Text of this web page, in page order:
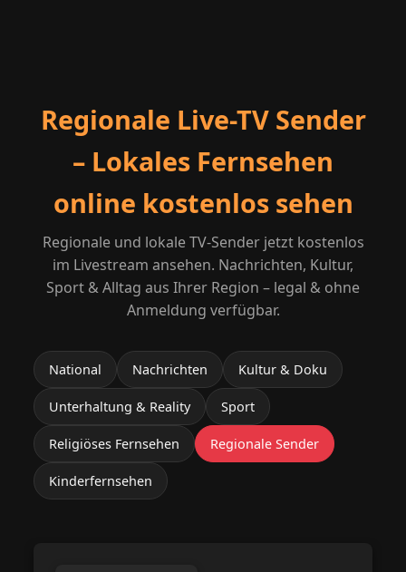
Regionale Live-TV Sender
– Lokales Fernsehen
online kostenlos sehen
Regionale und lokale TV-Sender jetzt kostenlos
im Livestream ansehen. Nachrichten, Kultur,
Sport & Alltag aus Ihrer Region – legal & ohne
Anmeldung verfügbar.
National Nachrichten Kultur & Doku
Unterhaltung & Reality Sport
Religiöses Fernsehen Regionale Sender
Kinderfernsehen